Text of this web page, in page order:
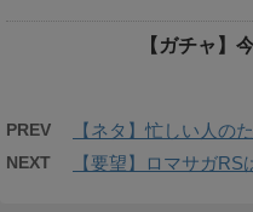
【ガチャ】
PREV 【ネタ】忙しい人の
NEXT 【要望】ロマサガ